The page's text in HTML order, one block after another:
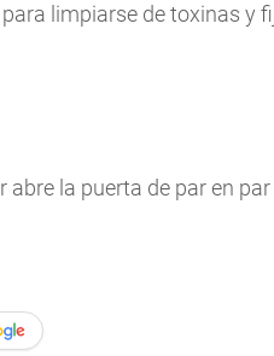
limpiarse de toxinas y
abre la puerta de par en